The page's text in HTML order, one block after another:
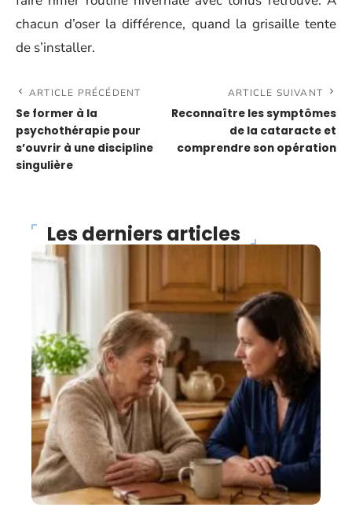
chacun d’oser la différence, quand la grisaille tente
de s’installer.
ARTICLE PRÉCÉDENT
Se former à la
psychothérapie pour
s’ouvrir à une discipline
singulière
ARTICLE SUIVANT
Reconnaître les symptômes
de la cataracte et
comprendre son opération
Les derniers articles